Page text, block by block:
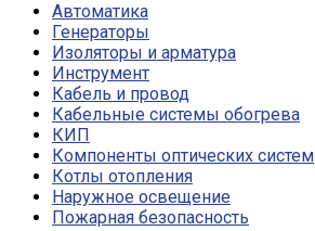
Автоматика
Генераторы
Изоляторы и арматура
Инструмент
Кабель и провод
Кабельные системы обогрева
КИП
Компоненты оптических систем
Котлы отопления
Наружное освещение
Пожарная безопасность